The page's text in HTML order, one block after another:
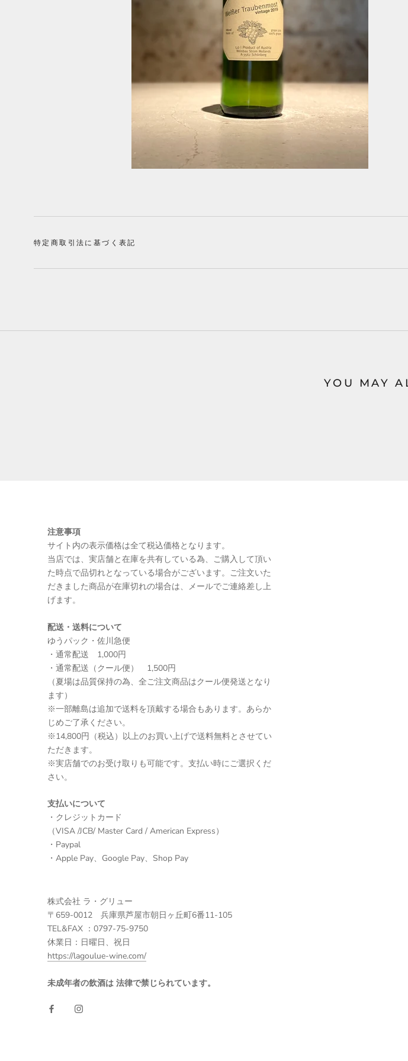
特定商取引法に基づく表記
YOU MAY
注意事項
サイト内の表示価格は全て税込価格となります。
当店では、実店舗と在庫を共有している為、ご購入して頂い
た時点で品切れとなっている場合がございます。ご注文いた
だきました商品が在庫切れの場合は、メールでご連絡差し上
げます。
配送・送料について
ゆうパック・佐川急便
・通常配送 1,000円
・通常配送（クール便） 1,500円
（夏場は品質保持の為、全ご注文商品はクール便発送となり
ます）
※一部離島は追加で送料を頂戴する場合もあります。あらか
じめご了承ください。
※14,800円（税込）以上のお買い上げで送料無料とさせてい
ただきます。
※実店舗でのお受け取りも可能です。支払い時にご選択くだ
さい。
支払いについて
・クレジットカード
（VISA /JCB/ Master Card / American Express）
・Paypal
・Apple Pay、Google Pay、Shop Pay
株式会社 ラ・グリュー
〒659-0012 兵庫県芦屋市朝日ヶ丘町6番11-105
TEL&FAX ：0797-75-9750
休業日：日曜日、祝日
https://lagoulue-wine.com/
未成年者の飲酒は 法律で禁じられています。